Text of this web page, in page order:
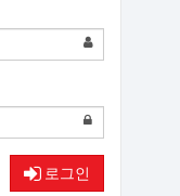
로그인